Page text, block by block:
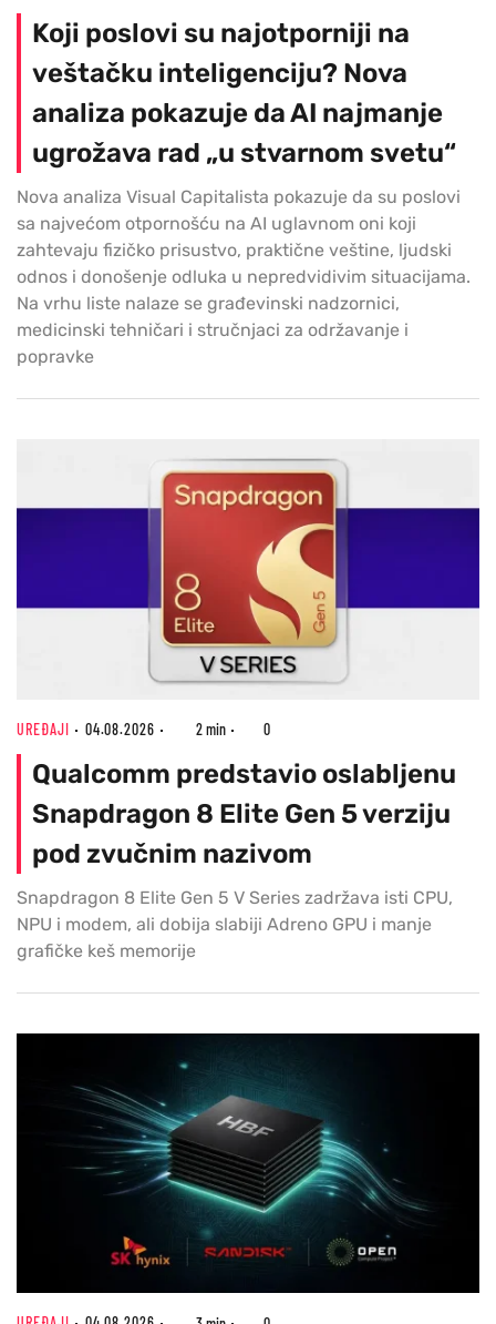
Koji poslovi su najotporniji na
veštačku inteligenciju? Nova
analiza pokazuje da AI najmanje
ugrožava rad „u stvarnom svetu“
Nova analiza Visual Capitalista pokazuje da su poslovi
sa najvećom otpornošću na AI uglavnom oni koji
zahtevaju fizičko prisustvo, praktične veštine, ljudski
odnos i donošenje odluka u nepredvidivim situacijama.
Na vrhu liste nalaze se građevinski nadzornici,
medicinski tehničari i stručnjaci za održavanje i
popravke
UREĐAJI 04.08.2026 2 min 0
Qualcomm predstavio oslabljenu
Snapdragon 8 Elite Gen 5 verziju
pod zvučnim nazivom
Snapdragon 8 Elite Gen 5 V Series zadržava isti CPU,
NPU i modem, ali dobija slabiji Adreno GPU i manje
grafičke keš memorije